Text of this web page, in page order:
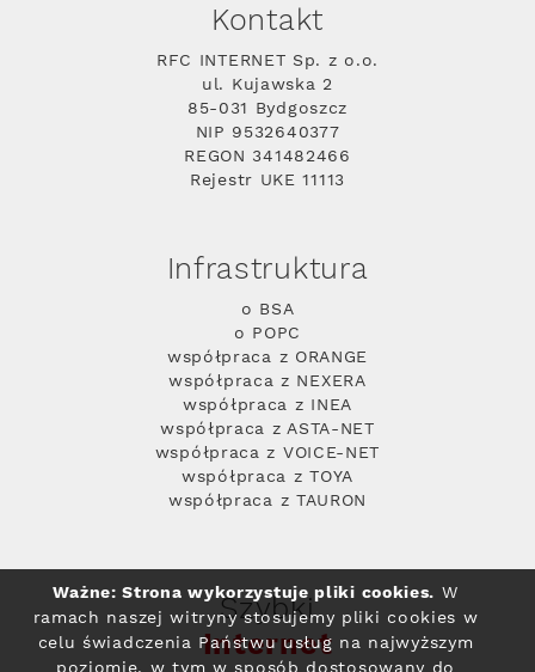
Kontakt
RFC INTERNET Sp. z o.o.
ul. Kujawska 2
85-031 Bydgoszcz
NIP 9532640377
REGON 341482466
Rejestr UKE 11113
Infrastruktura
o BSA
o POPC
współpraca z ORANGE
współpraca z NEXERA
współpraca z INEA
współpraca z ASTA-NET
współpraca z VOICE-NET
współpraca z TOYA
współpraca z TAURON
Szybki
Internet
Ważne: Strona wykorzystuje pliki cookies. W
ramach naszej witryny stosujemy pliki cookies w
celu świadczenia Państwu usług na najwyższym